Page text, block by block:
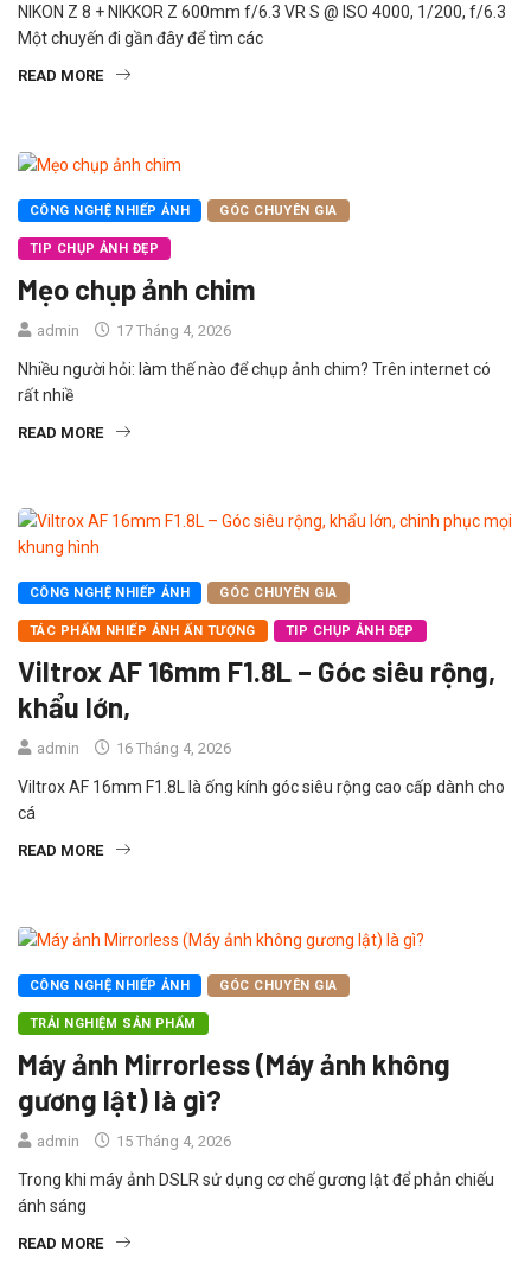
NIKON Z 8 + NIKKOR Z 600mm f/6.3 VR S @ ISO 4000, 1/200, f/6.3
Một chuyến đi gần đây để tìm các
READ MORE
CÔNG NGHỆ NHIẾP ẢNH GÓC CHUYÊN GIA
TIP CHỤP ẢNH ĐẸP
Mẹo chụp ảnh chim
admin 17 Tháng 4, 2026
Nhiều người hỏi: làm thế nào để chụp ảnh chim? Trên internet có
rất nhiề
READ MORE
CÔNG NGHỆ NHIẾP ẢNH GÓC CHUYÊN GIA
TÁC PHẨM NHIẾP ẢNH ẤN TƯỢNG TIP CHỤP ẢNH ĐẸP
Viltrox AF 16mm F1.8L – Góc siêu rộng,
khẩu lớn,
admin 16 Tháng 4, 2026
Viltrox AF 16mm F1.8L là ống kính góc siêu rộng cao cấp dành cho
cá
READ MORE
CÔNG NGHỆ NHIẾP ẢNH GÓC CHUYÊN GIA
TRẢI NGHIỆM SẢN PHẨM
Máy ảnh Mirrorless (Máy ảnh không
gương lật) là gì?
admin 15 Tháng 4, 2026
Trong khi máy ảnh DSLR sử dụng cơ chế gương lật để phản chiếu
ánh sáng
READ MORE